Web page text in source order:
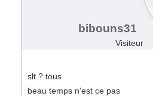
bibouns31
Visiteur
slt ? tous
beau temps n'est ce pas